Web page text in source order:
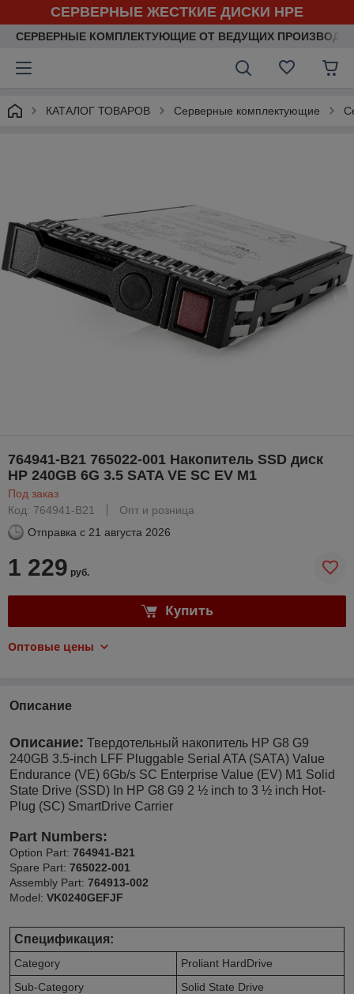
СЕРВЕРНЫЕ ЖЕСТКИЕ ДИСКИ HPE
СЕРВЕРНЫЕ КОМПЛЕКТУЮЩИЕ ОТ ВЕДУЩИХ
КАТАЛОГ ТОВАРОВ Серверные комплектующие
764941-B21 765022-001 Накопитель SSD диск
HP 240GB 6G 3.5 SATA VE SC EV M1
Под заказ
Код: 764941-B21
Опт и розница
Отправка с 21 августа 2026
1 229 руб.
Купить
Оптовые цены
Описание
Описание: Твердотельный накопитель HP G8 G9
240GB 3.5-inch LFF Pluggable Serial ATA (SATA) Value
Endurance (VE) 6Gb/s SC Enterprise Value (EV) M1 Solid
State Drive (SSD) In HP G8 G9 2 ½ inch to 3 ½ inch Hot-
Plug (SC) SmartDrive Carrier
Part Numbers:
Option Part: 764941-B21
Spare Part: 765022-001
Assembly Part: 764913-002
Model: VK0240GEFJF
Спецификация:
Category
Proliant HardDrive
Sub-Category
Solid State Drive